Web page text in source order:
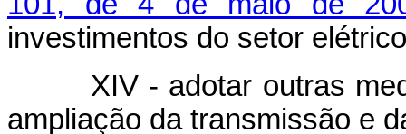
investimentos do setor
XIV - adotar outras
ampliação da transmissão e